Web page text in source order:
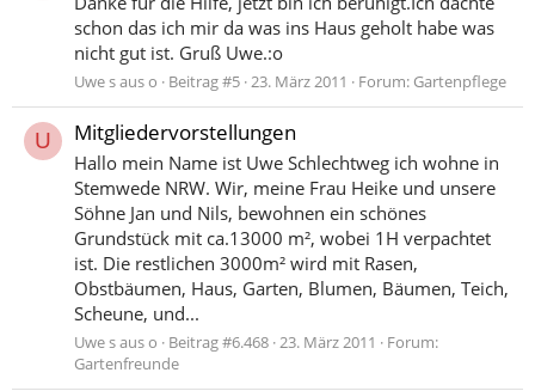
schon das ich mir da was ins Haus geholt habe was
nicht gut ist. Gruß Uwe.:o
Uwe s aus o Beitrag #5 23. März 2011 Forum: Gartenpflege
U Mitgliedervorstellungen
Hallo mein Name ist Uwe Schlechtweg ich wohne in
Stemwede NRW. Wir, meine Frau Heike und unsere
Söhne Jan und Nils, bewohnen ein schönes
Grundstück mit ca.13000 m², wobei 1H verpachtet
ist. Die restlichen 3000m² wird mit Rasen,
Obstbäumen, Haus, Garten, Blumen, Bäumen, Teich,
Scheune, und...
Uwe s aus o Beitrag #6.468 23. März 2011
Forum:
Gartenfreunde